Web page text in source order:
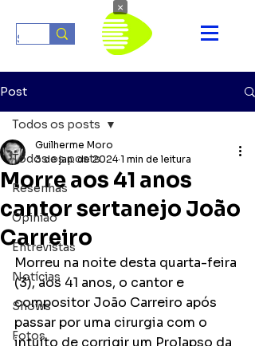
Post
Todos os posts
Resenhas
Opinião
Entrevistas
Notícias
Shows
Fotos
Todos os posts
Morre aos 41 anos
cantor sertanejo João
Carreiro
Guilherme Moro
3 de jan. de 2024 1 min de leitura
Morreu na noite desta quarta-feira
(3), aos 41 anos, o cantor e
compositor João Carreiro após
passar por uma cirurgia com o
intuito de corrigir um Prolapso da
×